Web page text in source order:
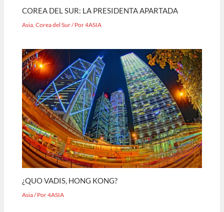
COREA DEL SUR: LA PRESIDENTA APARTADA
Asia ,Corea del Sur/ Por4ASIA
¿QUO VADIS, HONG KONG?
Asia/ Por4ASIA